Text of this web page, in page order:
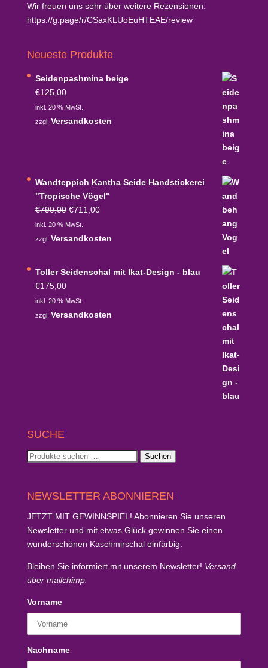
Wir freuen uns sehr über weitere Rezensionen:
https://g.page/r/CSaxKLUoEuHTEAE/review
Neueste Produkte
Seidenpashmina beige
€125,00
inkl. 20 % MwSt.
zzgl. Versandkosten
Wandteppich Kantha Seide Handstickerei
"Tropische Vögel"
€790,00 Ursprünglicher
Preis
war:
€711,00Aktueller
ist:
inkl. 20 % MwSt.
zzgl. Versandkosten
Toller Seidenschal mit Ikat-Design - blau
€175,00
inkl. 20 % MwSt.
zzgl. Versandkosten
SUCHE
Suchen
Suchen
NEWSLETTER ABONNIEREN
JETZT MIT GEWINNSPIEL! Abonnieren Sie unseren
Newsletter und mit etwas Glück gewinnen Sie einen
wunderschönen Kaschmirschaleinfärbig.
Bleiben Sie informiert mit unserem Newsletter! Versand
über mailchimp.
Vorname
Nachname